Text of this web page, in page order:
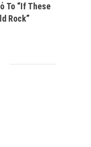
Το “If These
Rock”